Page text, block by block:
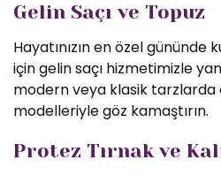
Gelin Saçı ve Topuz
Hayatınızın en özel gününde
için gelin saçı hizmetimizle
modern veya klasik tarzlarda
modelleriyle göz kamaştırın.
Protez Tırnak ve